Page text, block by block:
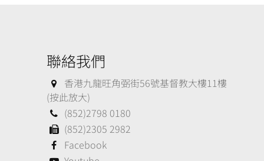
聯絡我們
香港九龍旺角弼街56號基督教大樓11樓
(按此放大)
(852)2798 0180
(852)2305 2982
Facebook